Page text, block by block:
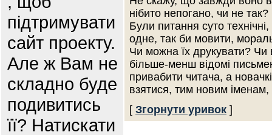
підтримувати
сайт проекту.
Але ж Вам не
складно буде
подивитись
її? Натискати
нібито непогано, чи не так?
Були питання суто
одне, так би мовити,
Чи можна їх друкувати?
більше-менш відомі
привабити читача, а
взятися, тим новим
[ Згорнути уривок ]